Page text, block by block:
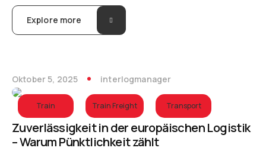
Explore more
Oktober 5, 2025 interlogmanager
Train Train Freight Transport
Zuverlässigkeit in der europäischen Logistik
– Warum Pünktlichkeit zählt